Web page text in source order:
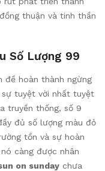
thuận và tinh thần
Số Lượng 99
đề hoàn thành ngừng
tuyệt vời nhất tuyệt
truyền thống, số 9
đủ số lượng màu đỏ
tồn và sự hoàn
càng được nhân
on sunday chưa